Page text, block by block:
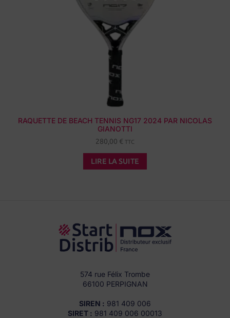
RAQUETTE DE BEACH TENNIS NG17 2024 PAR NICOLAS
GIANOTTI
280,00 € TTC
LIRE LA SUITE
574 rue Félix Trombe
66100 PERPIGNAN
SIREN : 981 409 006
SIRET : 981 409 006 00013